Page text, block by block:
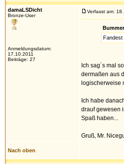
damaLSDicht
Bronze-User
Anmeldungsdatum:
17.10.2011
Beiträge: 27
Verfasst am:
Fandest
Ich sag´s mal
dermaßen aus
logischerweise
Ich habe
drauf gewesen
Spaß haben...
Gruß, Mr.
Nach oben